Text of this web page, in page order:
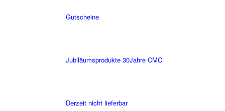
Gutscheine
Jubiläumsprodukte 30Jahre CMC
Derzeit nicht lieferbar